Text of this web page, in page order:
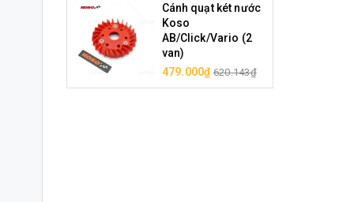
Cánh quạt két nước
Koso
AB/Click/Vario (2
van)
479.000₫ 620.143₫